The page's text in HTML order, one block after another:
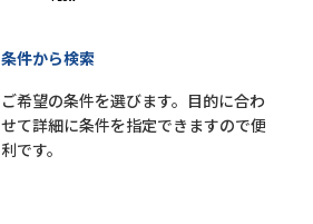
条件から検索
ご希望の条件を選びます。目的に合わ
せて詳細に条件を指定できますので便
利です。